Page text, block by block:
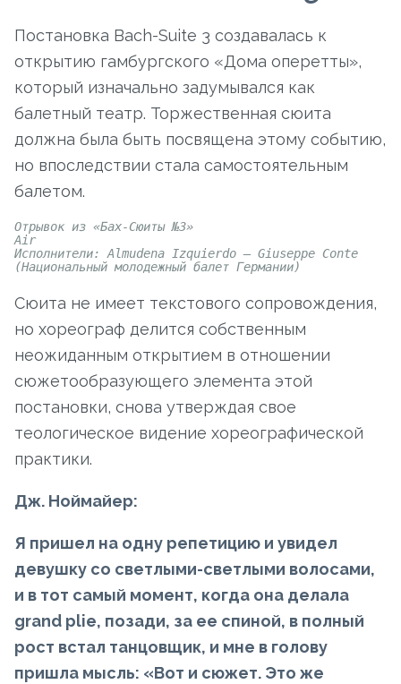
Постановка Bach-Suite 3 создавалась к
открытию гамбургского «Дома оперетты»,
который изначально задумывался как
балетный театр. Торжественная сюита
должна была быть посвящена этому событию,
но впоследствии стала самостоятельным
балетом.
Отрывок из «Бах-Сюиты №3»
Air
Исполнители: Almudena Izquierdo – Giuseppe Conte
(Национальный молодежный балет Германии)
Сюита не имеет текстового сопровождения,
но хореограф делится собственным
неожиданным открытием в отношении
сюжетообразующего элемента этой
постановки, снова утверждая свое
теологическое видение хореографической
практики.
Дж. Ноймайер:
Я пришел на одну репетицию и увидел
девушку со светлыми-светлыми волосами,
и в тот самый момент, когда она делала
grand plie, позади, за ее спиной, в полный
рост встал танцовщик, и мне в голову
пришла мысль: «Вот и сюжет. Это же